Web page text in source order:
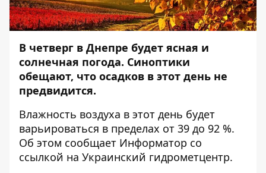
В четверг в Днепре будет ясная и
солнечная погода. Синоптики
обещают, что осадков в этот день не
предвидится.
Влажность воздуха в этот день будет
варьироваться в пределах от 39 до 92 %.
Об этом сообщает Информатор со
ссылкой на Украинский гидрометцентр.